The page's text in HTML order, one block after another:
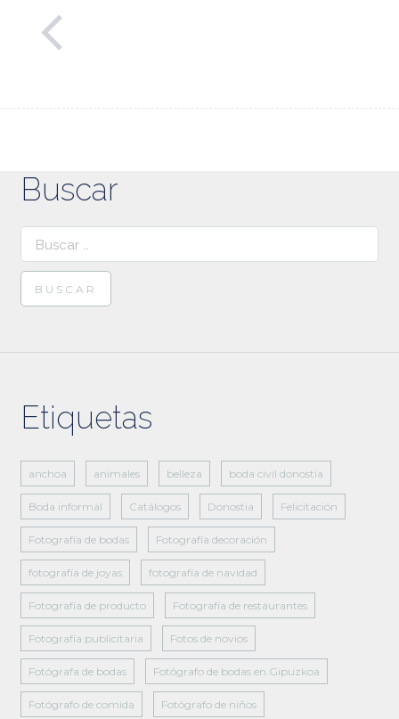
Buscar
Buscar:
Etiquetas
anchoa animales belleza boda civil donostia
Boda informal Catálogos Donostia Felicitación
Fotografía de bodas Fotografía decoración
fotografía de joyas fotografía de navidad
Fotografía de producto Fotografía de restaurantes
Fotografía publicitaria Fotos de novios
Fotógrafa de bodas Fotógrafo de bodas en Gipuzkoa
Fotógrafo de comida Fotógrafo de niños